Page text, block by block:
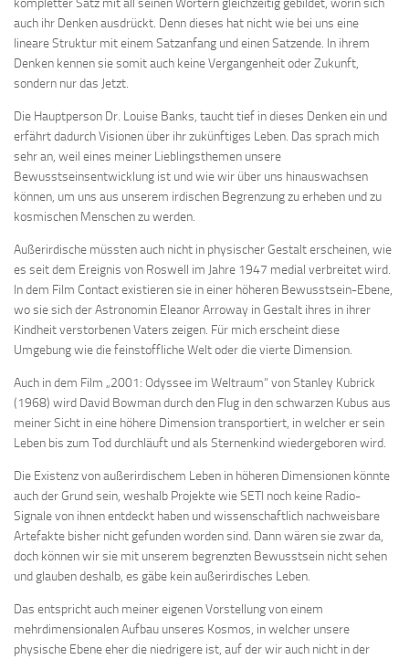
auch ihr Denken ausdrückt. Denn dieses hat nicht wie bei uns eine
lineare Struktur mit einem Satzanfang und einen Satzende. In ihrem
Denken kennen sie somit auch keine Vergangenheit oder Zukunft,
sondern nur das Jetzt.
Die Hauptperson Dr. Louise Banks, taucht tief in dieses Denken ein und
erfährt dadurch Visionen über ihr zukünftiges Leben. Das sprach mich
sehr an, weil eines meiner Lieblingsthemen unsere
Bewusstseinsentwicklung ist und wie wir über uns hinauswachsen
können, um uns aus unserem irdischen Begrenzung zu erheben und zu
kosmischen Menschen zu werden.
Außerirdische müssten auch nicht in physischer Gestalt erscheinen, wie
es seit dem Ereignis von Roswell im Jahre 1947 medial verbreitet wird.
In dem Film Contact existieren sie in einer höheren Bewusstsein-Ebene,
wo sie sich der Astronomin Eleanor Arroway in Gestalt ihres in ihrer
Kindheit verstorbenen Vaters zeigen. Für mich erscheint diese
Umgebung wie die feinstoffliche Welt oder die vierte Dimension.
Auch in dem Film „2001: Odyssee im Weltraum“ von Stanley Kubrick
(1968) wird David Bowman durch den Flug in den schwarzen Kubus aus
meiner Sicht in eine höhere Dimension transportiert, in welcher er sein
Leben bis zum Tod durchläuft und als Sternenkind wiedergeboren wird.
Die Existenz von außerirdischem Leben in höheren Dimensionen könnte
auch der Grund sein, weshalb Projekte wie SETI noch keine Radio-
Signale von ihnen entdeckt haben und wissenschaftlich nachweisbare
Artefakte bisher nicht gefunden worden sind. Dann wären sie zwar da,
doch können wir sie mit unserem begrenzten Bewusstsein nicht sehen
und glauben deshalb, es gäbe kein außerirdisches Leben.
Das entspricht auch meiner eigenen Vorstellung von einem
mehrdimensionalen Aufbau unseres Kosmos, in welcher unsere
physische Ebene eher die niedrigere ist, auf der wir auch nicht in der